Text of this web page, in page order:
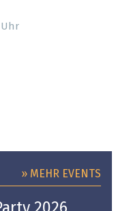
Uhr
» MEHR EVENTS